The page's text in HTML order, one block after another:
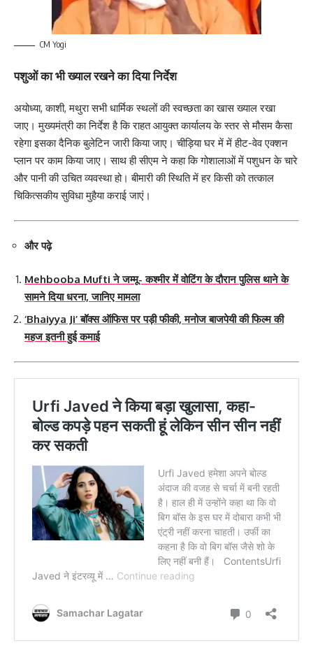
CM Yogi
पशुओं का भी ख्याल रखने का दिया निर्देश
अयोध्या, काशी, मथुरा सभी धार्मिक स्थलों की स्वच्छता का खास ख्याल रखा
जाए। मुख्यमंत्री का निर्देश है कि राहत आयुक्त कार्यालय के स्तर से मौसम कैसा
रहेगा इसका दैनिक बुलेटिन जारी किया जाए। चीड़िया घर में में हीट-वेव एक्शन
प्लान पर काम किया जाए। साथ ही सीएम ने कहा कि गोशालाओं में पशुधन के चारे
और पानी की उचित व्यवस्था हो। बीमारी की स्थिति में हर किसी को तत्काल
चिकित्सकीय सुविधा मुहैया कराई जाएं।
और पढ़े
Mehbooba Mufti ने जम्मू- कश्मीर में वोटिंग के दौरान पुलिस थाने के
सामने दिया धरना, जानिए मामला
‘Bhaiyya Ji’ बॉक्स ऑफिस पर पड़ी फीकी, मनोज बाजपेयी की फिल्म की
महज इतनी हुई कमाई